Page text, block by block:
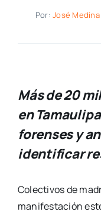
Por:José Medina
Más de 20
en
forenses y
identificar
Colectivos de
manifestación